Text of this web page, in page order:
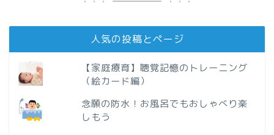
人気の投稿とページ
【家庭療育】聴覚記憶のトレーニング
（絵カード編）
念願の防水！お風呂でもおしゃべり楽
しもう